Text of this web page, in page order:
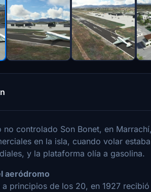
no controlado Son Bonet, en
en la isla, cuando volar
y la plataforma olía a gasolina.
aeródromo
a principios de los 20, en 1927